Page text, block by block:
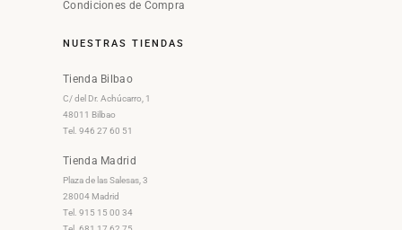
Condiciones de Compra
NUESTRAS TIENDAS
Tienda Bilbao
C/ del Dr. Achúcarro, 1
48011 Bilbao
Tel. 946 27 60 51
Tienda Madrid
Plaza de las Salesas, 3
28004 Madrid
Tel. 915 15 00 34